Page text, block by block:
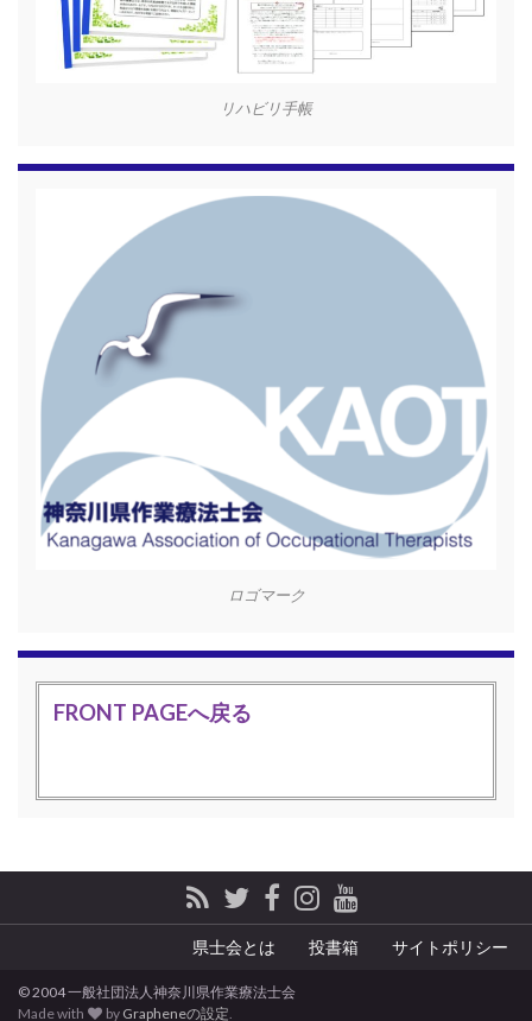
リハビリ手帳
ロゴマーク
FRONT PAGEへ戻る
県士会とは 投書箱 サイトポリシー
© 2004 一般社団法人神奈川県作業療法士会
Made with
by Grapheneの設定.